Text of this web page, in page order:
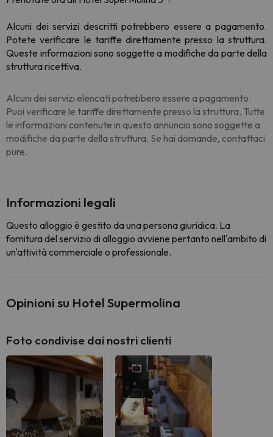
Alcuni dei servizi descritti potrebbero essere a pagamento.
Potete verificare le tariffe direttamente presso la struttura.
Queste informazioni sono soggette a modifiche da parte della
struttura ricettiva.
Alcuni dei servizi elencati potrebbero essere a pagamento.
Puoi verificare le tariffe direttamente presso la struttura. Tutte
le informazioni contenute in questo annuncio sono soggette a
modifiche da parte della struttura. Se hai domande, contattaci
pure.
Informazioni legali
Questo alloggio è gestito da una persona giuridica. La
fornitura del servizio di alloggio avviene pertanto nell'ambito di
un'attività commerciale o professionale.
Opinioni su Hotel Supermolina
Foto condivise dai nostri clienti